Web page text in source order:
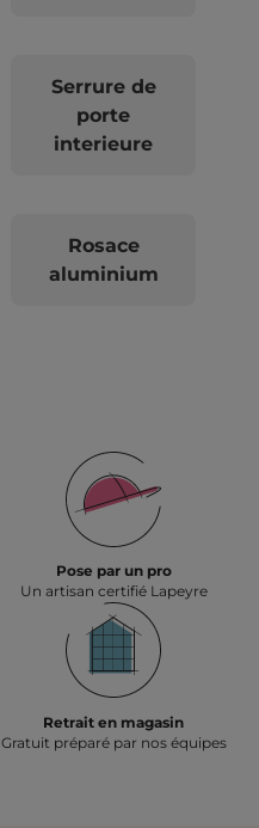
Serrure de
porte
interieure
Rosace
aluminium
Pose par un pro
Un artisan certifié Lapeyre
Retrait en magasin
Gratuit préparé par nos équipes